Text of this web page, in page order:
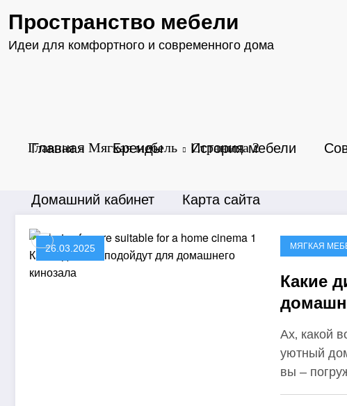
содержимому
Пространство мебели
Идеи для комфортного и современного дома
Главная Бренды История мебели
Домашний кабинет Карта сайта
Главная Мягкая мебель Страница 2
26.03.2025 МЯГКАЯ
Какие
Ах‚ какой
уютный
вы –